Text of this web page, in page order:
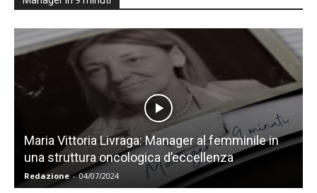
Maria Vittoria Livraga: Manager al femminile in
una struttura oncologica d’eccellenza
Redazione - 04/07/2024